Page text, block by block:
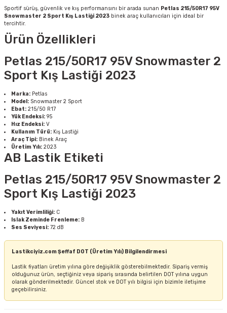
Sportif sürüş, güvenlik ve kış performansını bir arada sunan Petlas 215/50R17 95V
Snowmaster 2 Sport Kış Lastiği 2023 binek araç kullanıcıları için ideal bir
tercihtir.
Ürün Özellikleri
Petlas 215/50R17 95V Snowmaster 2
Sport Kış Lastiği 2023
Marka: Petlas
Model: Snowmaster 2 Sport
Ebat: 215/50 R17
Yük Endeksi: 95
Hız Endeksi: V
Kullanım Türü: Kış Lastiği
Araç Tipi: Binek Araç
Üretim Yılı: 2023
AB Lastik Etiketi
Petlas 215/50R17 95V Snowmaster 2
Sport Kış Lastiği 2023
Yakıt Verimliliği: C
Islak Zeminde Frenleme: B
Ses Seviyesi: 72 dB
Lastikciyiz.com Şeffaf DOT (Üretim Yılı) Bilgilendirmesi
Lastik fiyatları üretim yılına göre değişiklik gösterebilmektedir. Sipariş vermiş
olduğunuz ürün, seçtiğiniz veya sipariş sırasında belirtilen DOT yılına uygun
olarak gönderilmektedir. Güncel stok ve DOT yılı bilgisi için bizimle iletişime
geçebilirsiniz.